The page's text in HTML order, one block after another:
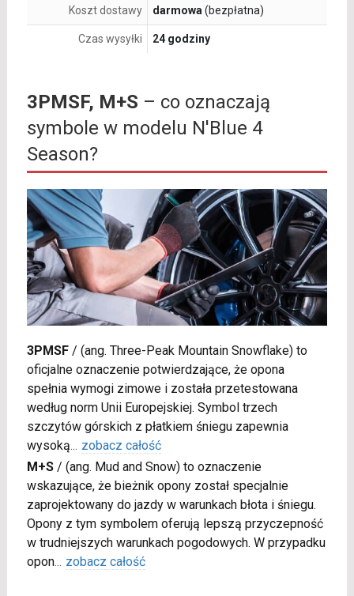
Koszt dostawy darmowa (bezpłatna)
Czas wysyłki 24 godziny
3PMSF, M+S – co oznaczają
symbole w modelu N'Blue 4
Season?
3PMSF/ (ang. Three-Peak Mountain Snowflake) to
oficjalne oznaczenie potwierdzające, że opona
spełnia wymogi zimowe i została przetestowana
według norm Unii Europejskiej. Symbol trzech
szczytów górskich z płatkiem śniegu zapewnia
wysoką... zobacz całość
M+S/ (ang. Mud and Snow) to oznaczenie
wskazujące, że bieżnik opony został specjalnie
zaprojektowany do jazdy w warunkach błota i śniegu.
Opony z tym symbolem oferują lepszą przyczepność
w trudniejszych warunkach pogodowych. W przypadku
opon... zobacz całość